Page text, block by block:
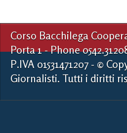
Corso Bacchilega
Porta 1 - Phone
P.IVA 01531471207 - ©
Giornalisti. Tutti i diritti